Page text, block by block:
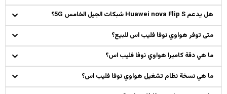
هل يدعم Huawei nova Flip S شبكات الجيل الخامس 5G؟
متى توفر هواوي نوفا فليب اس للبيع؟
ما هي دقة كاميرا هواوي نوفا فليب اس؟
ما هي نسخة نظام تشغيل هواوي نوفا فليب اس؟